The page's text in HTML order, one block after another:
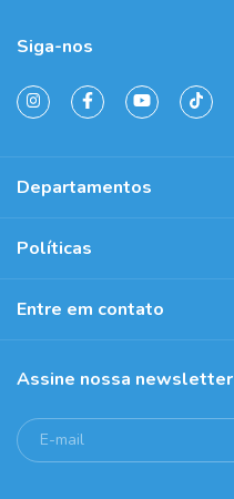
Siga-nos
Departamentos
Políticas
Entre em contato
Assine nossa newsletter